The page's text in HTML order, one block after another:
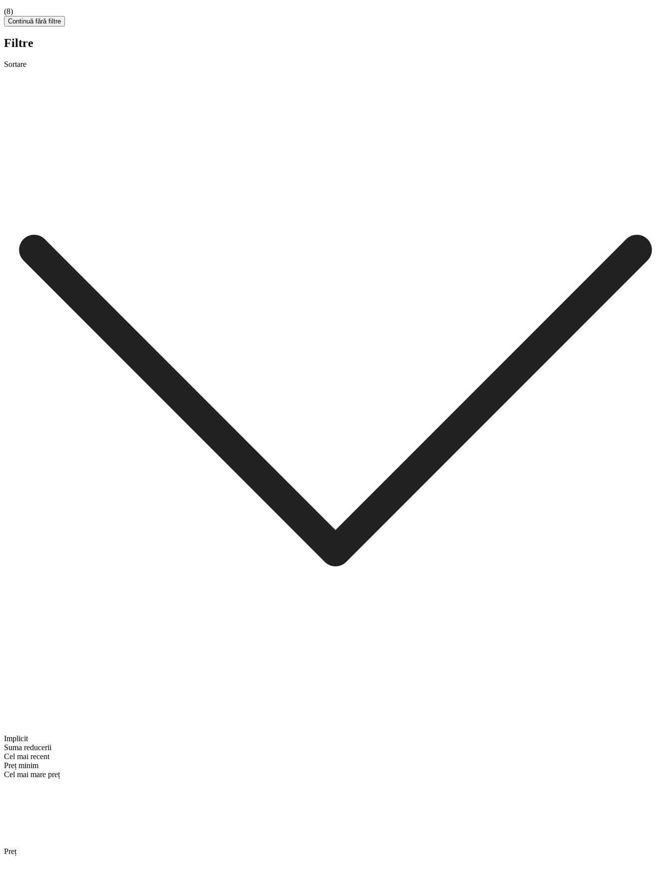
(8)
Continuă fără filtre
Filtre
Sortare
Implicit
Suma reducerii
Cel mai recent
Preț minim
Cel mai mare preț
Preț